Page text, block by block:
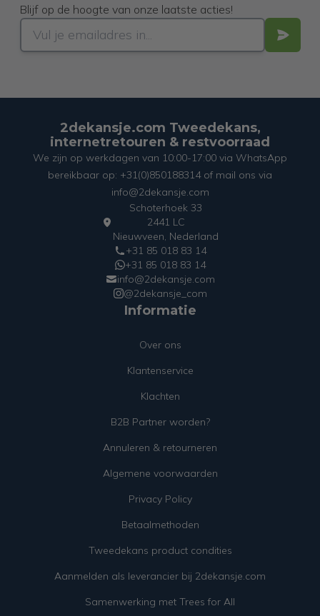
Blijf op de hoogte van onze laatste acties!
2dekansje.com Tweedekans,
internetretouren & restvoorraad
We zijn op werkdagen van 10:00-17:00 via WhatsApp
bereikbaar op: +31(0)850188314 of mail ons via
info@2dekansje.com
Schoterhoek 33
2441 LC
Nieuwveen, Nederland
+31 85 018 83 14
+31 85 018 83 14
info@2dekansje.com
@2dekansje_com
Informatie
Over ons
Klantenservice
Klachten
B2B Partner worden?
Annuleren & retourneren
Algemene voorwaarden
Privacy Policy
Betaalmethoden
Tweedekans product condities
Aanmelden als leverancier bij 2dekansje.com
Samenwerking met Trees for All